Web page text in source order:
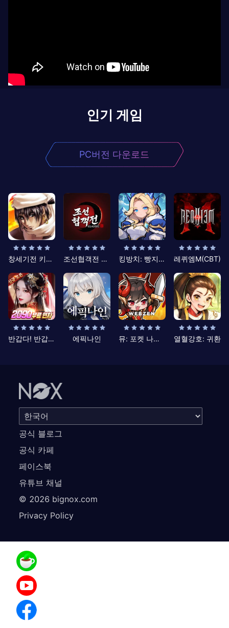
인기 게임
PC버전 다운로드
창세기전 키우기 조선협객전 클래식 킹방치: 빵지의 제왕 레퀴엠M(CBT)
반갑다! 반갑삼국지 에픽나인 뮤: 포켓 나이츠 열혈강호: 귀환
공식 블로그
공식 카페
페이스북
유튜브 채널
© 2026 bignox.com
Privacy Policy